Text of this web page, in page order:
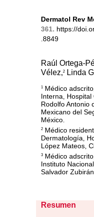
Dermatol Rev
361. https://
.8849
Raúl Ortega-
Vélez,2 Linda
1
Médico
Interna, Hospital
Rodolfo Antonio
Mexicano del
México.
2 Médico
Dermatología,
López Mateos,
3 Médico
Instituto
Salvador
Resumen